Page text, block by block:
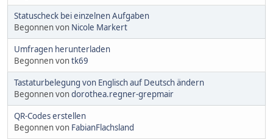
Statuscheck bei einzelnen Aufgaben
Begonnen von Nicole Markert
Umfragen herunterladen
Begonnen vontk69
Tastaturbelegung von Englisch auf Deutsch ändern
Begonnen vondorothea.regner-grepmair
QR-Codes erstellen
Begonnen von FabianFlachsland